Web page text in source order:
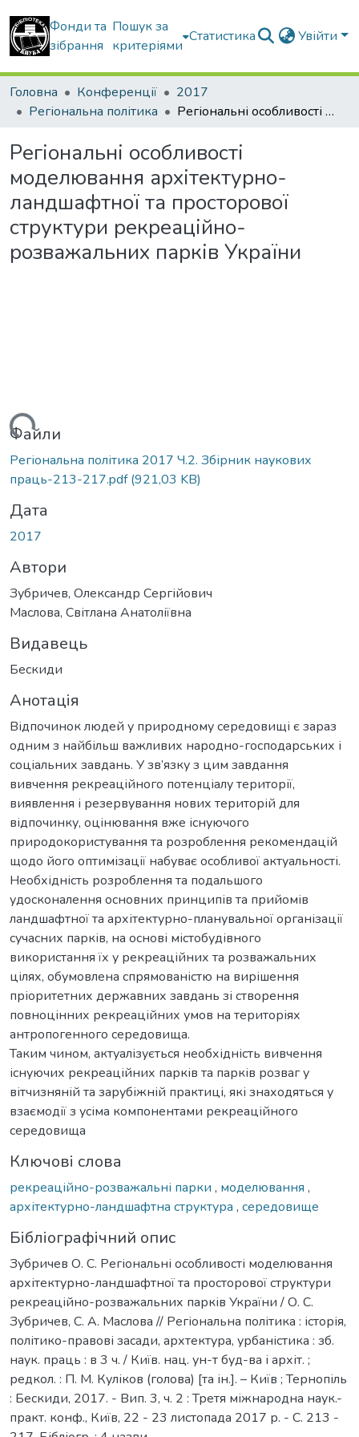
Фонди та
зібрання
Пошук за
критеріями
Статистика Увійти
Головна Конференції
2017
Регіональна політика
Регіональні особливості моделювання архітектурно-ландшафтної та просторової структури рекреаційно-розважальних парків України
Регіональні особливості
моделювання архітектурно-
ландшафтної та просторової
структури рекреаційно-
розважальних парків України
Файли
Регіональна політика 2017 Ч.2. Збірник наукових
праць-213-217.pdf(921,03 KB)
Дата
2017
Автори
Зубричев, Олександр Сергійович
Маслова, Світлана Анатоліївна
Видавець
Бескиди
Анотація
Відпочинок людей у природному середовищі є зараз
одним з найбільш важливих народно-господарських і
соціальних завдань. У зв’язку з цим завдання
вивчення рекреаційного потенціалу території,
виявлення і резервування нових територій для
відпочинку, оцінювання вже існуючого
природокористування та розроблення рекомендацій
щодо його оптимізації набуває особливої актуальності.
Необхідність розроблення та подальшого
удосконалення основних принципів та прийомів
ландшафтної та архітектурно-планувальної організації
сучасних парків, на основі містобудівного
використання їх у рекреаційних та розважальних
цілях, обумовлена спрямованістю на вирішення
пріоритетних державних завдань зі створення
повноцінних рекреаційних умов на територіях
антропогенного середовища.
Таким чином, актуалізується необхідність вивчення
існуючих рекреаційних парків та парків розваг у
вітчизняній та зарубіжній практиці, які знаходяться у
взаємодії з усіма компонентами рекреаційного
середовища
Ключові слова
рекреаційно-розважальні парки , моделювання ,
архітектурно-ландшафтна структура , середовище
Бібліографічний опис
Зубричев О. С. Регіональні особливості моделювання
архітектурно-ландшафтної та просторової структури
рекреаційно-розважальних парків України / О. С.
Зубричев, С. А. Маслова // Регіональна політика : історія,
політико-правові засади, архтектура, урбаністика : зб.
наук. праць : в 3 ч. / Київ. нац. ун-т буд-ва і архіт. ;
редкол. : П. М. Куліков (голова) [та ін.]. – Київ ; Тернопіль
: Бескиди, 2017. - Вип. 3, ч. 2 : Третя міжнародна наук.-
практ. конф., Київ, 22 - 23 листопада 2017 р. - С. 213 -